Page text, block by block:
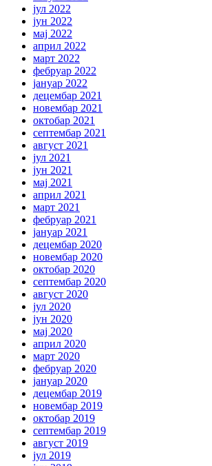
јул 2022
јун 2022
мај 2022
април 2022
март 2022
фебруар 2022
јануар 2022
децембар 2021
новембар 2021
октобар 2021
септембар 2021
август 2021
јул 2021
јун 2021
мај 2021
април 2021
март 2021
фебруар 2021
јануар 2021
децембар 2020
новембар 2020
октобар 2020
септембар 2020
август 2020
јул 2020
јун 2020
мај 2020
април 2020
март 2020
фебруар 2020
јануар 2020
децембар 2019
новембар 2019
октобар 2019
септембар 2019
август 2019
јул 2019